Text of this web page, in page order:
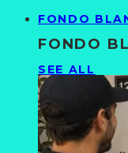
FONDO
FONDO
SEE ALL